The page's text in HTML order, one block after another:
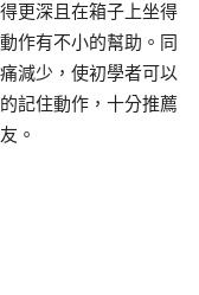
更深且在箱子上坐得
作有不小的幫助。同
減少，使初學者可以
記住動作，十分推薦
。